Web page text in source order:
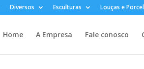
Diversos Esculturas Louças e
Home A Empresa Fale conosco